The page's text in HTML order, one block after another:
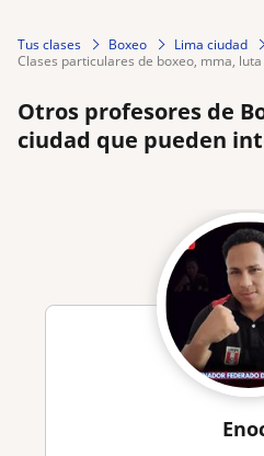
Tus clases Boxeo
Lima ciudad
clases particulares de boxeo, mma,
Otros profesores de
ciudad que pueden